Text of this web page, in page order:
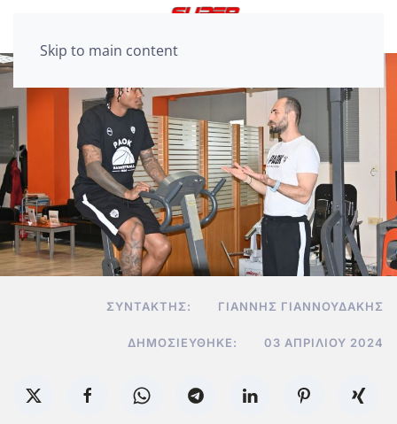
Skip to main content
ΣΥΝΤΆΚΤΗΣ: ΓΙΆΝΝΗΣ ΓΙΑΝΝΟΥΔΆΚΗΣ
ΔΗΜΟΣΙΕΎΘΗΚΕ: 03 ΑΠΡΙΛΊΟΥ 2024